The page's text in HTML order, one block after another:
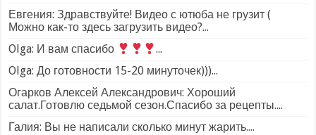
Евгения: Здравствуйте! Видео с ютюба не грузит (
Можно как-то здесь загрузить видео?...
Olga: И вам спасибо
...
Olga: До готовности 15-20 минуточек)))...
Огарков Алексей Александрович: Хороший
салат.Готовлю седьмой сезон.Спасибо за рецепты....
Галия: Вы не написали сколько минут жарить....